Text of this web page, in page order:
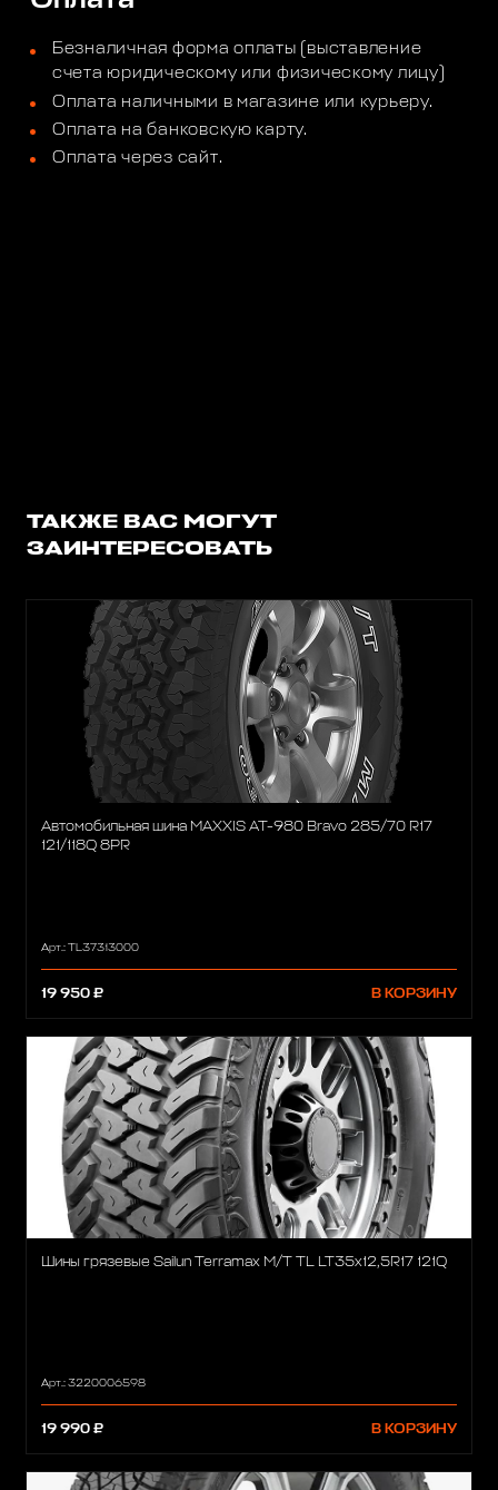
Безналичная форма оплаты (выставление
счета юридическому или физическому лицу)
Оплата наличными в магазине или курьеру.
Оплата на банковскую карту.
Оплата через сайт.
ТАКЖЕ ВАС МОГУТ
ЗАИНТЕРЕСОВАТЬ
Автомобильная шина MAXXIS AT-980 Bravo 285/70 R17
121/118Q 8PR
Арт.: TL37313000
19 950 ₽ В КОРЗИНУ
Шины грязевые Sailun Terramax M/T TL LT35x12,5R17 121Q
Арт.: 3220006598
19 990 ₽ В КОРЗИНУ